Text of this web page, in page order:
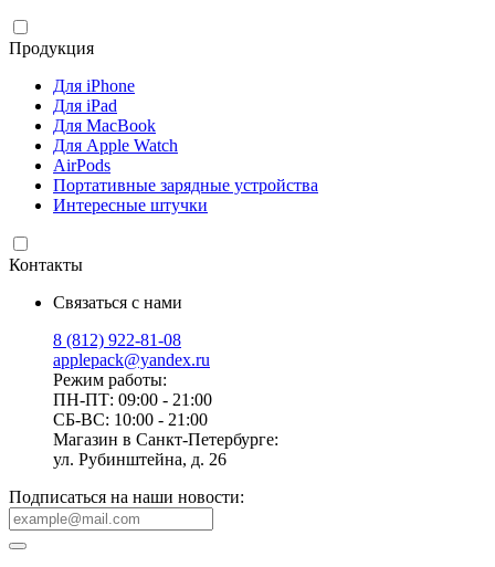
Продукция
Для iPhone
Для iPad
Для MacBook
Для Apple Watch
AirPods
Портативные зарядные устройства
Интересные штучки
Контакты
Связаться с нами
8 (812) 922-81-08
applepack@yandex.ru
Режим работы:
ПН-ПТ: 09:00 - 21:00
СБ-ВС: 10:00 - 21:00
Магазин в Санкт-Петербурге:
ул. Рубинштейна, д. 26
Подписаться на наши новости: